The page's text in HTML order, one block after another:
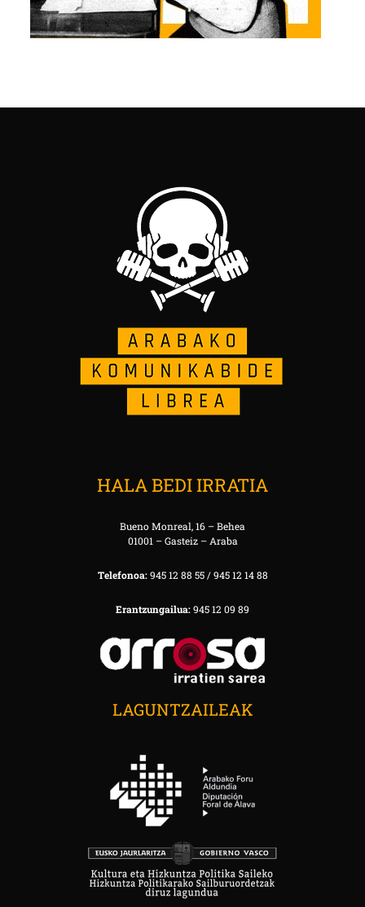
HALA BEDI IRRATIA
Bueno Monreal, 16 – Behea
01001 – Gasteiz – Araba
Telefonoa:945 12 88 55 / 945 12 14 88
Erantzungailua:945 12 09 89
LAGUNTZAILEAK